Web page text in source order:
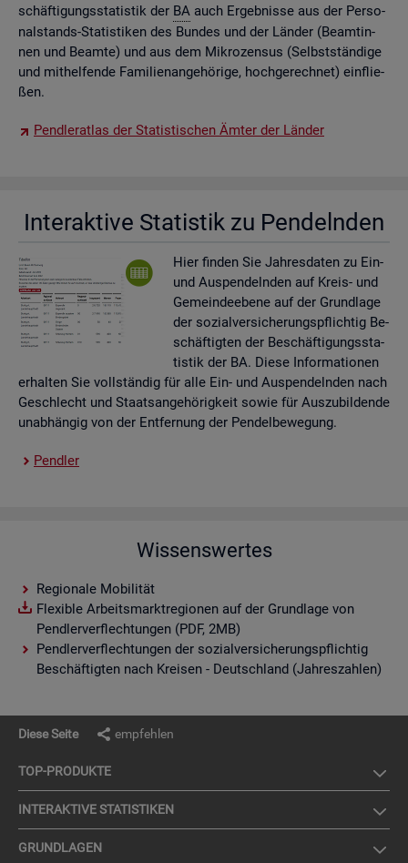
schäf­ti­gungs­sta­tis­tik der BA auch Er­geb­nis­se aus der Per­so­
nal­stands-Sta­tis­ti­ken des Bun­des und der Län­der (Be­am­tin­
nen und Be­am­te) und aus dem Mi­kro­zen­sus (Selbst­stän­di­ge
und mit­hel­fen­de Fa­mi­li­en­an­ge­hö­ri­ge, hoch­ge­rech­net) ein­flie­
ßen.
Pend­ler­at­las der Sta­tis­ti­schen Ämter der Län­der
In­ter­ak­ti­ve Sta­tis­tik zu Pen­deln­den
Hier fin­den Sie Jah­res­da­ten zu Ein-
und Aus­pen­deln­den auf Kreis- und
Ge­mein­de­ebe­ne auf der Grund­la­ge
der so­zi­al­ver­si­che­rungs­pflich­tig Be­
schäf­tig­ten der Be­schäf­ti­gungs­sta­
tis­tik der BA. Diese In­for­ma­tio­nen
er­hal­ten Sie voll­stän­dig für alle Ein- und Aus­pen­deln­den nach
Ge­schlecht und Staats­an­ge­hö­rig­keit sowie für Aus­zu­bil­den­de
un­ab­hän­gig von der Ent­fer­nung der Pen­del­be­we­gung.
Pend­ler
Wissenswertes
Regionale Mobilität
Flexible Arbeitsmarktregionen auf der Grundlage von
Pendlerverflechtungen (PDF, 2MB)
Pendlerverflechtungen der sozialversicherungspflichtig
Beschäftigten nach Kreisen - Deutschland (Jahreszahlen)
Diese Seite empfehlen
TOP-PRO­DUK­TE
IN­TER­AK­TI­VE STA­TIS­TI­KEN
GRUND­LA­GEN